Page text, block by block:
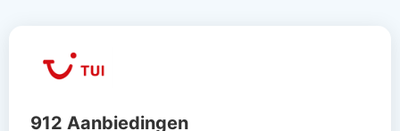
912 Aanbiedingen